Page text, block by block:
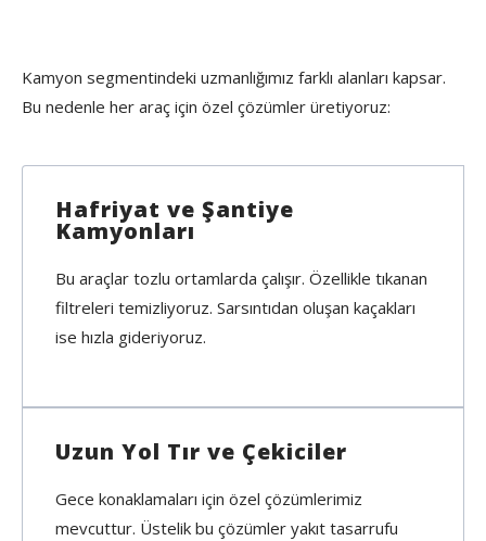
Kamyon segmentindeki uzmanlığımız farklı alanları kapsar.
Bu nedenle her araç için özel çözümler üretiyoruz:
Hafriyat ve Şantiye
Kamyonları
Bu araçlar tozlu ortamlarda çalışır. Özellikle tıkanan
filtreleri temizliyoruz. Sarsıntıdan oluşan kaçakları
ise hızla gideriyoruz.
Uzun Yol Tır ve Çekiciler
Gece konaklamaları için özel çözümlerimiz
mevcuttur. Üstelik bu çözümler yakıt tasarrufu